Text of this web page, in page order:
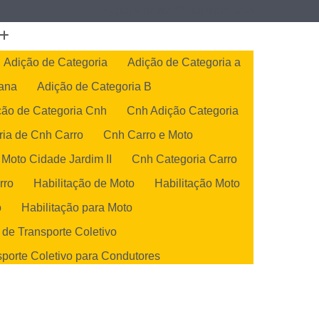
Adição de Categoria
Adição de Categoria a
Adição de Categoria B
de Categoria Cnh
Cnh Adição Categoria
de Cnh Carro
Cnh Carro e Moto
Cidade Jardim II
Cnh Categoria Carro
Habilitação de Moto
Habilitação Moto
Habilitação para Moto
Transporte Coletivo
Coletivo para Condutores
Coletivo para Condutores